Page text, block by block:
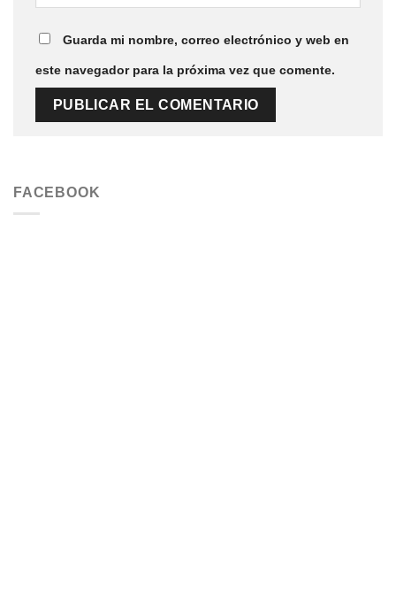
Guarda mi nombre, correo electrónico y web en
este navegador para la próxima vez que comente.
FACEBOOK